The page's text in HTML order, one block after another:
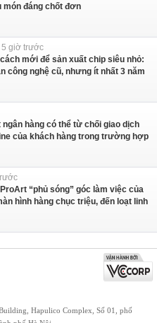
món đáng chốt đơn
giờ trước
mới để sản xuất chip siêu nhỏ:
công nghệ cũ, nhưng ít nhất 3 năm
ngân hàng có thể từ chối giao dịch
của khách hàng trong trường hợp
“phủ sóng” góc làm việc của
hình hàng chục triệu, đến loạt linh
Hapulico Complex, Số 01, phố